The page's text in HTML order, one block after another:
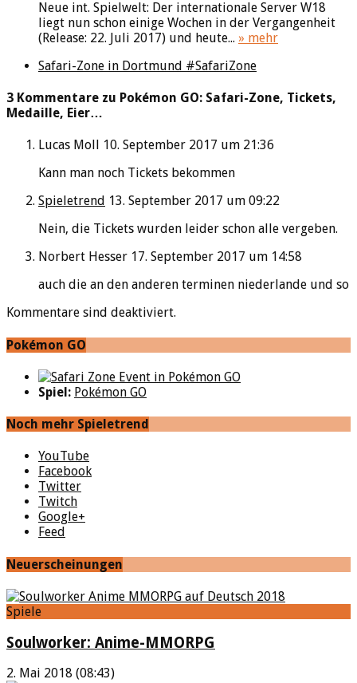
Neue int. Spielwelt: Der internationale Server W18
liegt nun schon einige Wochen in der Vergangenheit
(Release: 22. Juli 2017) und heute... » mehr
Safari-Zone in Dortmund #SafariZone
3 Kommentare zu Pokémon GO: Safari-Zone, Tickets,
Medaille, Eier…
Lucas Moll
10. September 2017 um 21:36
Kann man noch Tickets bekommen
Spieletrend 13. September 2017 um 09:22
Nein, die Tickets wurden leider schon alle vergeben.
Norbert Hesser 17. September 2017 um 14:58
auch die an den anderen terminen niederlande und so
Kommentare sind deaktiviert.
Pokémon GO
Spiel: Pokémon GO
Noch mehr Spieletrend
YouTube
Facebook
Twitter
Twitch
Google+
Feed
Neuerscheinungen
Spiele
Soulworker: Anime-MMORPG
2. Mai 2018 (08:43)